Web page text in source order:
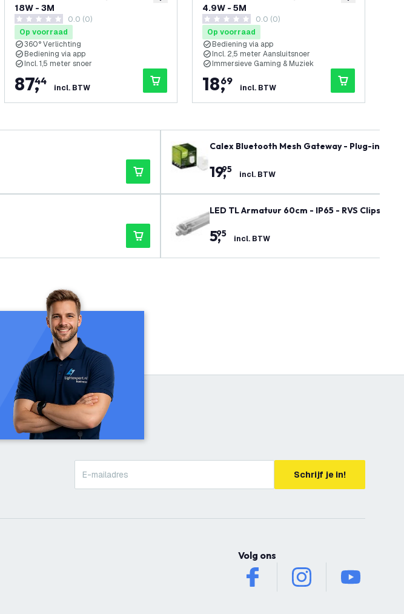
18W - 3M
0 score sterren0.0 (0)
Op voorraad
360° Verlichting
Bediening via app
Incl. 1,5 meter snoer
87,
44
incl. BTW
4.9W - 5M
0 score sterren0.0 (0)
Op voorraad
Bediening via app
Incl. 2,5 meter Aansluitsnoer
Immersieve Gaming & Muziek
18,
69
incl. BTW
Calex Bluetooth Mesh Gateway - Plug-in
19,
95 incl. BTW
LED TL Armatuur 60cm - IP65 - RVS Clips
5,
95 incl. BTW
Schrijf je in!
Volg ons
facebook instagram youtube